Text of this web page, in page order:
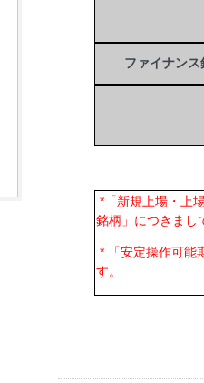
ファイナン
*「新規上場・上
銘柄」につきまし
* 「安定操作可能
す。